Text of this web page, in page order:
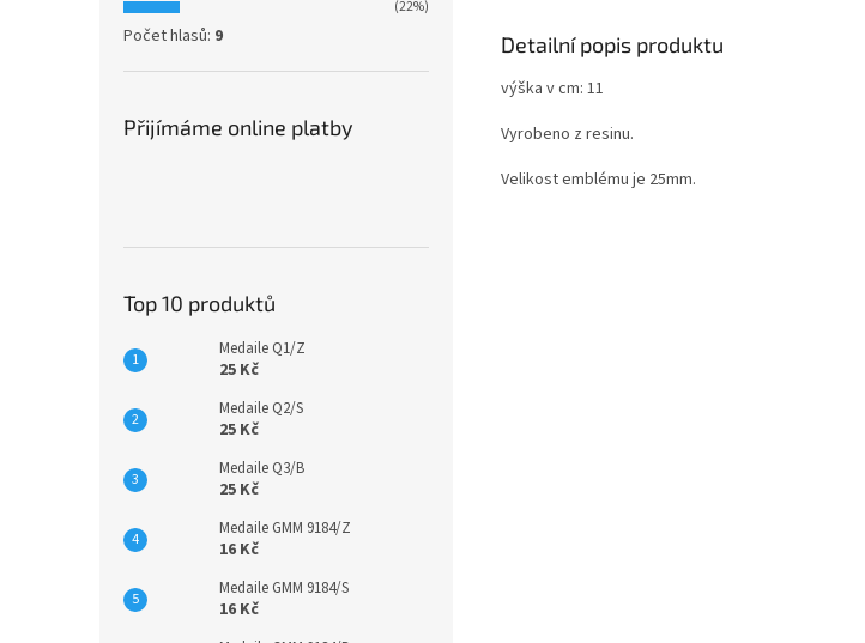
(22%)
Počet hlasů: 9
Přijímáme online platby
Top 10 produktů
Medaile Q1/Z
25 Kč
Medaile Q2/S
25 Kč
Medaile Q3/B
25 Kč
Medaile GMM 9184/Z
16 Kč
Medaile GMM 9184/S
16 Kč
Detailní popis produktu
výška v cm: 11
Vyrobeno z resinu.
Velikost emblému je 25mm.